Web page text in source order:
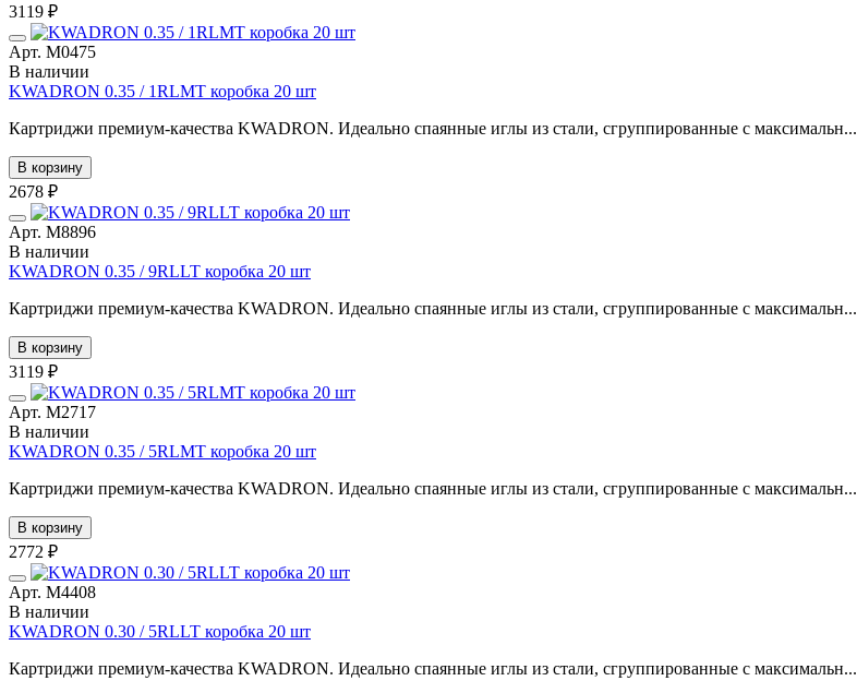
3119 ₽
Арт. М0475
В наличии
KWADRON 0.35 / 1RLMT коробка 20 шт
Картриджи премиум-качества KWADRON. Идеально спаянные иглы из стали, сгруппированные с максимальн...
В корзину
2678 ₽
Арт. М8896
В наличии
KWADRON 0.35 / 9RLLT коробка 20 шт
Картриджи премиум-качества KWADRON. Идеально спаянные иглы из стали, сгруппированные с максимальн...
В корзину
3119 ₽
Арт. М2717
В наличии
KWADRON 0.35 / 5RLMT коробка 20 шт
Картриджи премиум-качества KWADRON. Идеально спаянные иглы из стали, сгруппированные с максимальн...
В корзину
2772 ₽
Арт. М4408
В наличии
KWADRON 0.30 / 5RLLT коробка 20 шт
Картриджи премиум-качества KWADRON. Идеально спаянные иглы из стали, сгруппированные с максимальн...